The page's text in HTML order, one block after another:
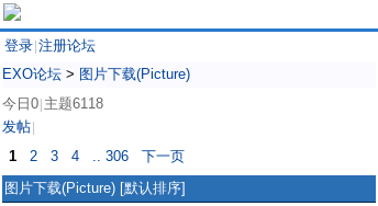
登录 注册论坛
EXO论坛 > 图片下载(Picture)
今日0 主题6118
发帖
1 2 3 4 .. 306
下一页
图片下载(Picture) [默认排序]